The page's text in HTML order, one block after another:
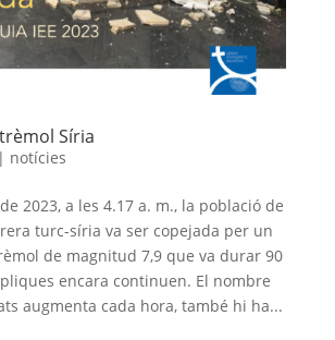
Síria
| notícies
2023, a les 4.17 a. m., la població de
turc-síria va ser copejada per un
de magnitud 7,9 que va durar 90
encara continuen. El nombre
augmenta cada hora, també hi ha...